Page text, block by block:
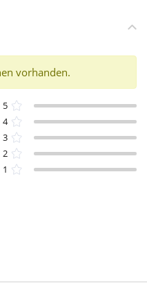
vorhanden.
5
4
3
2
1